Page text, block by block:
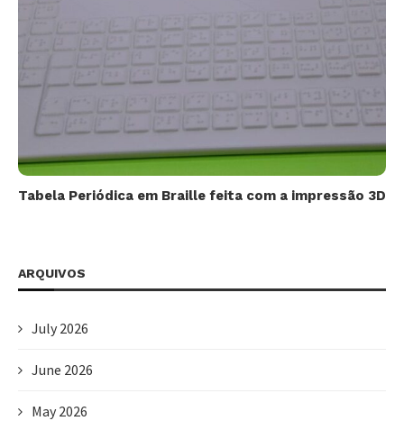
Tabela Periódica em Braille feita com a impressão 3D
ARQUIVOS
July 2026
June 2026
May 2026